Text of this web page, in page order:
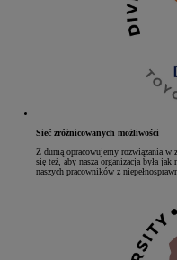
Sieć zróżnicowanych możliwości
Z dumą opracowujemy rozwiązania w
się też, aby nasza organizacja była
naszych pracowników z